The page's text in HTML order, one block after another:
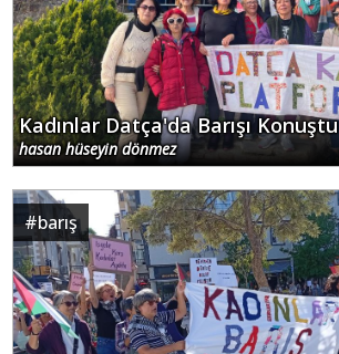
Kadınlar Datça'da Barışı Konuştu
hasan hüseyin dönmez
#barış